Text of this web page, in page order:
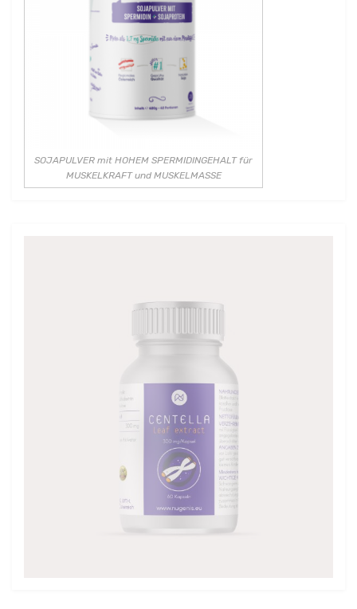
SOJAPULVER mit HOHEM SPERMIDINGEHALT für
MUSKELKRAFT und MUSKELMASSE